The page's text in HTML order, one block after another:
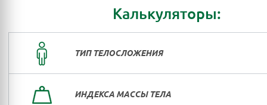
Калькуляторы:
ТИП ТЕЛОСЛОЖЕНИЯ
ИНДЕКСА МАССЫ ТЕЛА